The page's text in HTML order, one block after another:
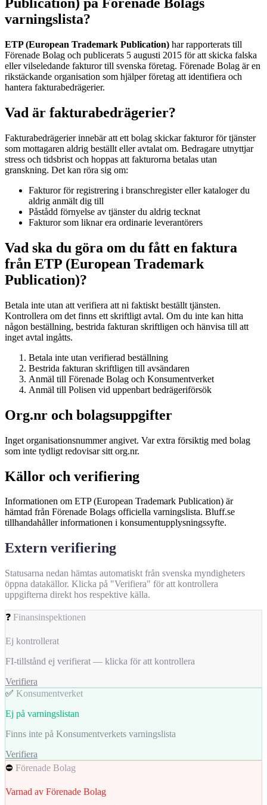
Publication) på Förenade Bolags
varningslista?
ETP (European Trademark Publication) har rapporterats till
Förenade Bolag och publicerats 5 augusti 2015 för att skicka falska
eller vilseledande fakturor till svenska företag. Förenade Bolag är en
rikstäckande organisation som hjälper företag att identifiera och
hantera fakturabedrägerier.
Vad är fakturabedrägerier?
Fakturabedrägerier innebär att ett bolag skickar fakturor för tjänster
som mottagaren aldrig beställt eller avtalat om. Bedragare utnyttjar
stress och tidsbrist och hoppas att fakturorna betalas utan
granskning. Det kan röra sig om:
Fakturor för registrering i branschregister eller kataloger du
aldrig anmält dig till
Påstådd förnyelse av tjänster du aldrig tecknat
Fakturor som liknar era ordinarie leverantörers
Vad ska du göra om du fått en faktura
från ETP (European Trademark
Publication)?
Betala inte utan att verifiera att ni faktiskt beställt tjänsten.
Kontrollera om det finns ett skriftligt avtal. Om du inte kan hitta
någon beställning, bestrida fakturan skriftligen och hänvisa till att
inget avtal ingåtts.
Betala inte utan verifierad beställning
Bestrida fakturan skriftligen till avsändaren
Anmäl till Förenade Bolag och Konsumentverket
Anmäl till Polisen vid uppenbart bedrägeriförsök
Org.nr och bolagsuppgifter
Inget organisationsnummer angivet. Var extra försiktig med bolag
som inte tydligt redovisar sitt org.nr.
Källor och verifiering
Informationen om ETP (European Trademark Publication) är
hämtad från Förenade Bolags officiella varningslista. Bluff.se
tillhandahåller informationen i konsumentupplysningssyfte.
Extern verifiering
Statusarna nedan hämtas automatiskt från svenska myndigheters
öppna datakällor. Klicka på "Verifiera" för att kontrollera
uppgifterna direkt hos respektive källa.
❓ Finansinspektionen
Ej kontrollerat
FI-tillstånd ej verifierat — klicka för att kontrollera
Verifiera
✅ Konsumentverket
Ej på varningslistan
Finns inte på Konsumentverkets varningslista
Verifiera
⛔ Förenade Bolag
Varnad av Förenade Bolag